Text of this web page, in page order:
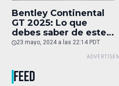
Bentley Continental
GT 2025: Lo que
debes saber de este
auto de superlujo
23 mayo, 2024 a las 22:14 PDT
FEED